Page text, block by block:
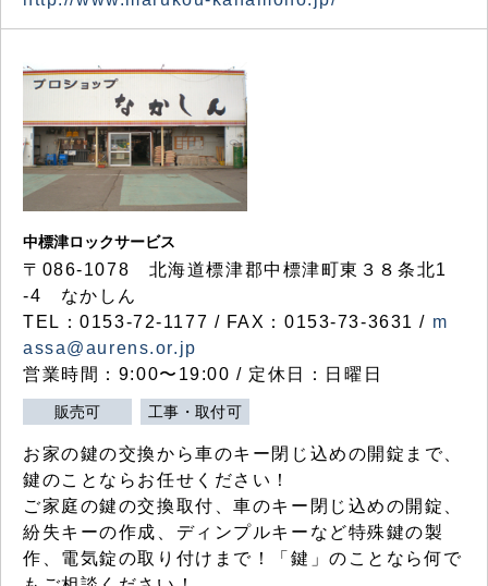
中標津ロックサービス
〒086-1078 北海道標津郡中標津町東３８条北1
-4 なかしん
TEL：0153-72-1177 / FAX：0153-73-3631 / m
assa@aurens.or.jp
営業時間：9:00〜19:00 / 定休日：日曜日
販売可 工事・取付可
お家の鍵の交換から車のキー閉じ込めの開錠まで、
鍵のことならお任せください！
ご家庭の鍵の交換取付、車のキー閉じ込めの開錠、
紛失キーの作成、ディンプルキーなど特殊鍵の製
作、電気錠の取り付けまで！「鍵」のことなら何で